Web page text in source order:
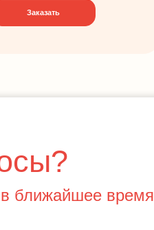
Заказать
ближайшее время